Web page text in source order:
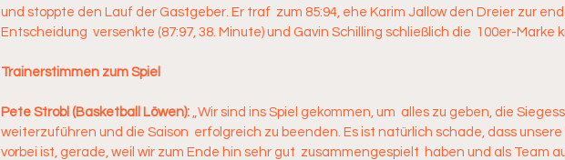
und stoppte den Lauf der Gastgeber. Er traf  zum 85:94, ehe Karim Jallow den Dreier zur
Entscheidung  versenkte (87:97, 38. Minute) und Gavin Schilling schließlich die  100er-Marke
Trainerstimmen zum Spiel
Pete Strobl (Basketball Löwen): „Wir sind ins Spiel gekommen, um  alles zu geben, die
weiterzuführen und die Saison  erfolgreich zu beenden. Es ist natürlich schade, dass unsere
vorbei ist, gerade, weil wir zum Ende hin sehr gut  zusammengespielt  haben und als Team